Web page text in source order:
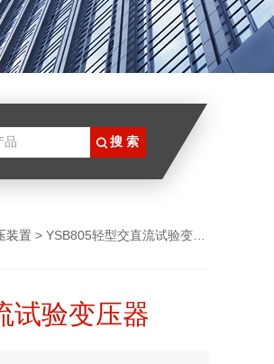
装置 > YSB805轻型交直流试验变压器
试验变压器